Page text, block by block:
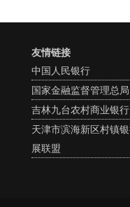
友情链接
中国人民银行
国家金融监督管理总局
吉林九台农村商业银行
天津市滨海新区村镇
展联盟